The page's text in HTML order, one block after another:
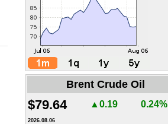
Brent Crude Oil
$79.64 ▲0.19 0.24%
2026.08.06